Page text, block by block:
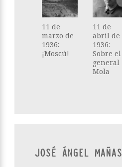
11 de
marzo de
1936:
¡Moscú!
11 de
abril de
1936:
Sobre el
general
Mola
JOSÉ ÁNGEL MAÑAS